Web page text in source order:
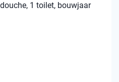
1 toilet, bouwjaar